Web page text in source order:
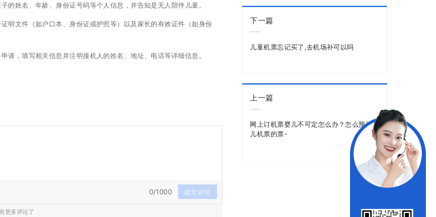
的姓名、年龄、身份证号码等个人信息，并告知是无人陪伴儿童。
明文件（如户口本、身份证或护照等）以及家长的有效证件（如身份
请，填写相关信息并注明接机人的姓名、地址、电话等详细信息。
0/1000 提交评论
更多评论了
下一篇
儿童机票忘记买了,去机场补可以吗
上一篇
网上订机票婴儿不可定怎么办？怎么预订婴
儿机票的票-